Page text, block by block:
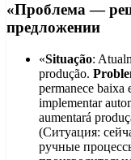
«Проблема —
предложении
«Situação:
produção.
permanece baixa
implementar
aumentará
(Ситуация:
ручные